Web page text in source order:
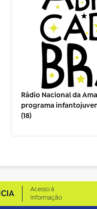
Rádio Nacional da
programa
(18)
Acesso à
Informação